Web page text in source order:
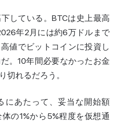
している。BTCは史上最高
年2月には約6万ドルまで
値でビットコインに投資し
。10年間必要なかったお金
切れるだろう。
にあたって、妥当な開始額
の1%から5%程度を仮想通